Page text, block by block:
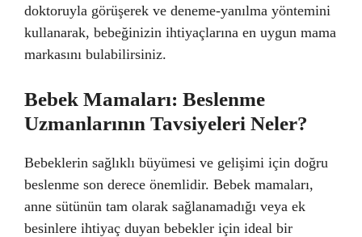
doktoruyla görüşerek ve deneme-yanılma yöntemini
kullanarak, bebeğinizin ihtiyaçlarına en uygun mama
markasını bulabilirsiniz.
Bebek Mamaları: Beslenme
Uzmanlarının Tavsiyeleri Neler?
Bebeklerin sağlıklı büyümesi ve gelişimi için doğru
beslenme son derece önemlidir. Bebek mamaları,
anne sütünün tam olarak sağlanamadığı veya ek
besinlere ihtiyaç duyan bebekler için ideal bir